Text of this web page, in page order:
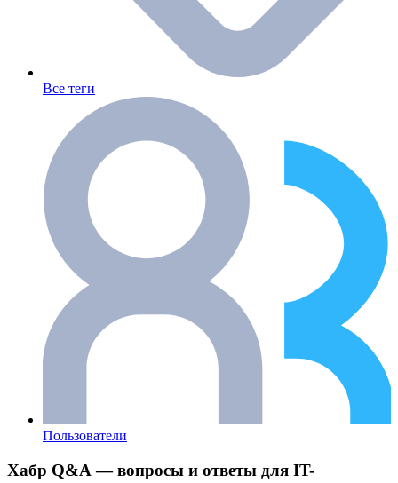
Все теги
Пользователи
Хабр Q&A — вопросы и ответы для IT-